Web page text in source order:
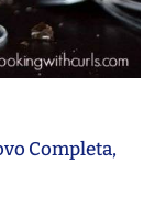
Completa,